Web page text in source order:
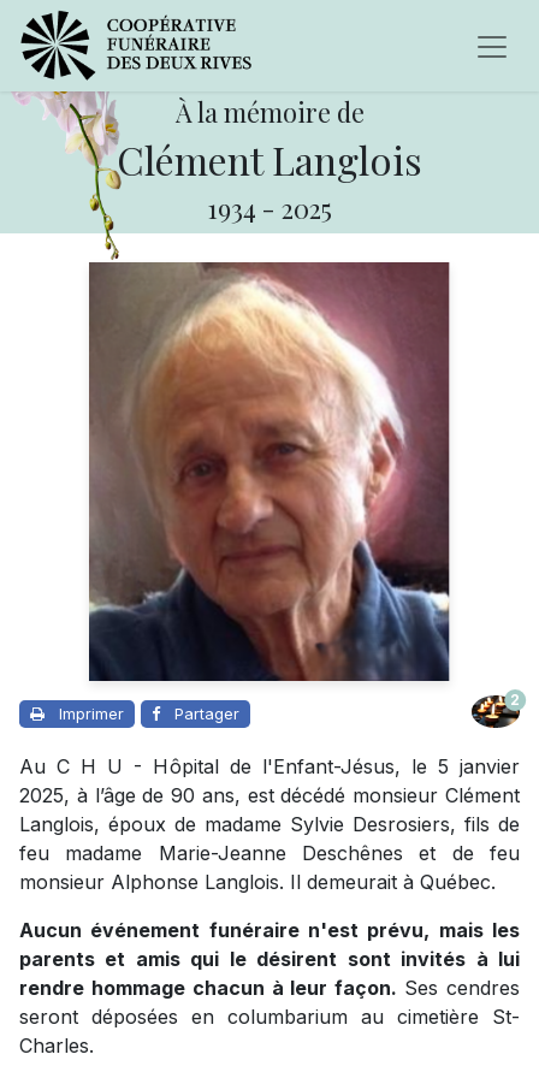
À la mémoire de
Clément Langlois
1934 - 2025
Imprimer Partager
2
Au C H U - Hôpital de l'Enfant-Jésus, le 5 janvier
2025, à l’âge de 90 ans, est décédé monsieur Clément
Langlois, époux de madame Sylvie Desrosiers, fils de
feu madame Marie-Jeanne Deschênes et de feu
monsieur Alphonse Langlois. Il demeurait à Québec.
Aucun événement funéraire n'est prévu, mais les
parents et amis qui le désirent sont invités à lui
rendre hommage chacun à leur façon. Ses cendres
seront déposées en columbarium au cimetière St-
Charles.